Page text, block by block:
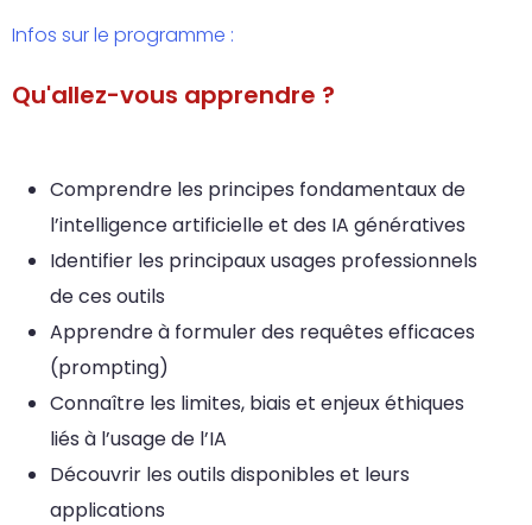
Infos sur le programme :
Qu'allez-vous apprendre ?
Comprendre les principes fondamentaux de
l’intelligence artificielle et des IA génératives
Identifier les principaux usages professionnels
de ces outils
Apprendre à formuler des requêtes efficaces
(prompting)
Connaître les limites, biais et enjeux éthiques
liés à l’usage de l’IA
Découvrir les outils disponibles et leurs
applications